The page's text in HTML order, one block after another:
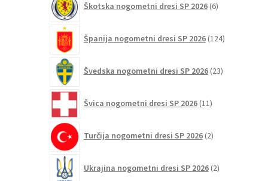
Škotska nogometni dresi SP 2026 6izdelkov
Španija nogometni dresi SP 2026 124izdelkov
Švedska nogometni dresi SP 2026 23izdelkov
Švica nogometni dresi SP 2026 11izdelkov
Turčija nogometni dresi SP 2026 2izdelka
Ukrajina nogometni dresi SP 2026 2izdelka